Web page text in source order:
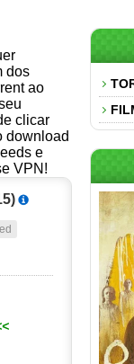
dos
ao
clicar
download
e
VPN!